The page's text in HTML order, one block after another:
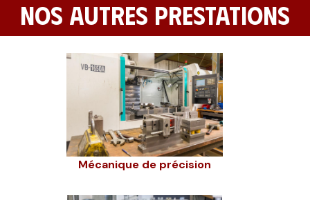
NOS AUTRES PRESTATIONS
Mécanique de précision